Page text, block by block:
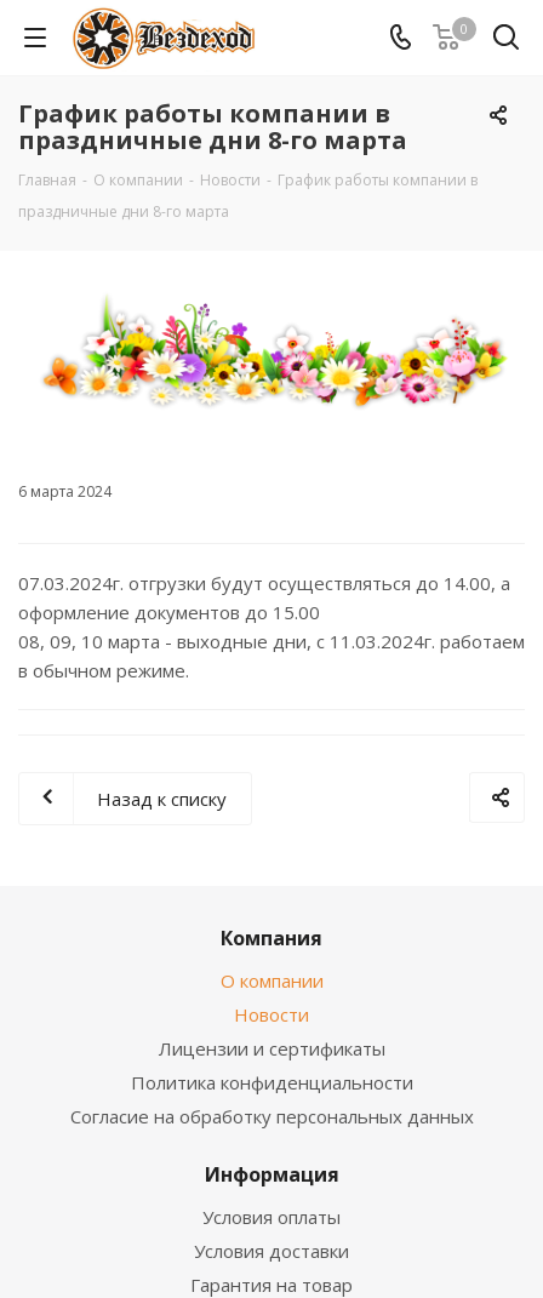
0
График работы компании в
праздничные дни 8-го марта
Главная - О компании - Новости - График работы компании в
праздничные дни 8-го марта
6 марта 2024
07.03.2024г. отгрузки будут осуществляться до 14.00, а
оформление документов до 15.00
08, 09, 10 марта - выходные дни, с 11.03.2024г. работаем
в обычном режиме.
Назад к списку
Компания
О компании
Новости
Лицензии и сертификаты
Политика конфиденциальности
Согласие на обработку персональных данных
Информация
Условия оплаты
Условия доставки
Гарантия на товар